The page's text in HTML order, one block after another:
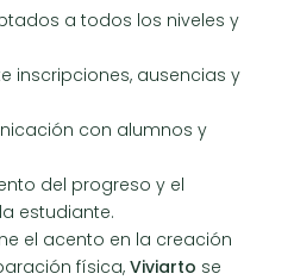
a todos los niveles y
inscripciones, ausencias y
con alumnos y
del progreso y el
estudiante.
el acento en la creación
física,Viviarto se